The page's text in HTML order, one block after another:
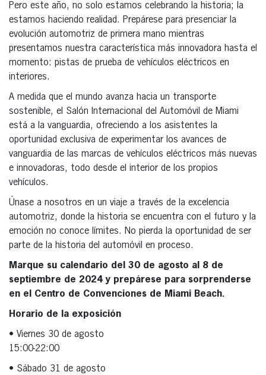
Pero este año, no solo estamos celebrando la historia; la
estamos haciendo realidad. Prepárese para presenciar la
evolución automotriz de primera mano mientras
presentamos nuestra característica más innovadora hasta el
momento: pistas de prueba de vehículos eléctricos en
interiores.
A medida que el mundo avanza hacia un transporte
sostenible, el Salón Internacional del Automóvil de Miami
está a la vanguardia, ofreciendo a los asistentes la
oportunidad exclusiva de experimentar los avances de
vanguardia de las marcas de vehículos eléctricos más nuevas
e innovadoras, todo desde el interior de los propios
vehículos.
Únase a nosotros en un viaje a través de la excelencia
automotriz, donde la historia se encuentra con el futuro y la
emoción no conoce límites. No pierda la oportunidad de ser
parte de la historia del automóvil en proceso.
Marque su calendario del 30 de agosto al 8 de
septiembre de 2024 y prepárese para sorprenderse
en el Centro de Convenciones de Miami Beach.
Horario de la exposición
• Viernes 30 de agosto
15:00-22:00
• Sábado 31 de agosto